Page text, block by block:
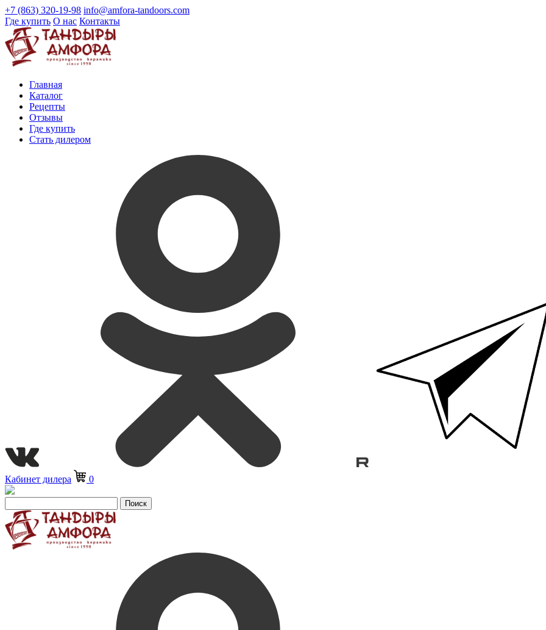
+7 (863) 320-19-98 info@amfora-tandoors.com
Где купить О нас Контакты
Главная
Каталог
Рецепты
Отзывы
Где купить
Стать дилером
Кабинет дилера 0
Поиск